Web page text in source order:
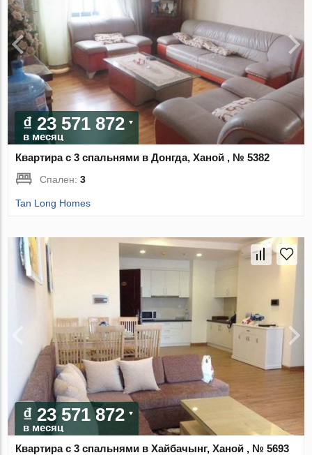
₫ 23 571 872
в месяц
Квартира с 3 спальнями в Донгда, Ханой , № 5382
Спален:3
Tan Long Homes
₫ 23 571 872
в месяц
Квартира с 3 спальнями в Хайбачынг, Ханой , № 5693